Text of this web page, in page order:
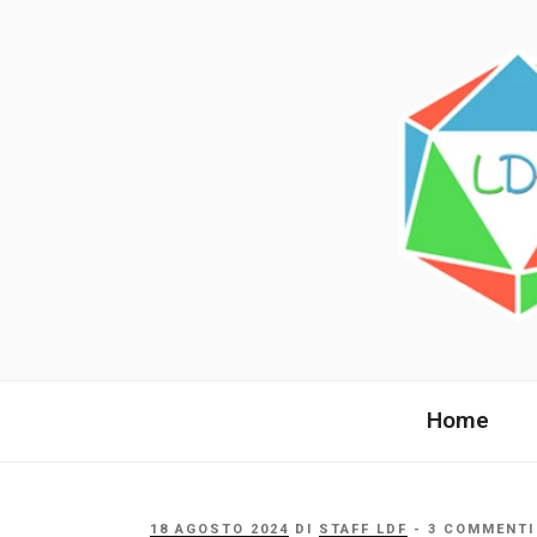
Home
PUBBLICATO
18 AGOSTO 2024 DI STAFF LDF - 3 COMMENTI